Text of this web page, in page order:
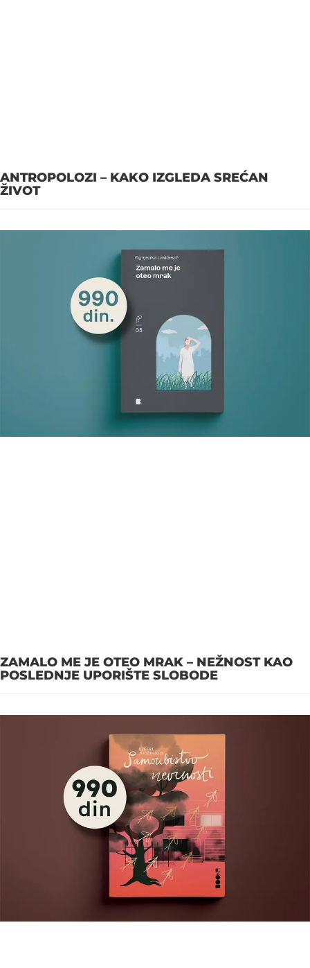
ANTROPOLOZI – KAKO IZGLEDA SREĆAN
ŽIVOT
ZAMALO ME JE OTEO MRAK – NEŽNOST KAO
POSLEDNJE UPORIŠTE SLOBODE